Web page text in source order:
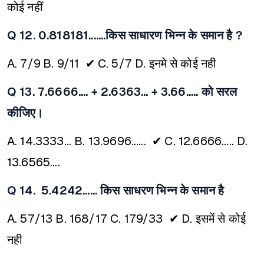
कोई नहीं
Q 12. 0.818181.......किस साधारण भिन्न के समान है ?
A. 7/9 B. 9/11 ✔ C. 5/7 D. इनमे से कोई नही
Q 13. 7.6666.... + 2.6363... + 3.66..... को सरल
कीजिए।
A. 14.3333... B. 13.9696...... ✔ C. 12.6666..... D.
13.6565....
Q 14. 5.4242...... किस साधरण भिन्न के समान है
A. 57/13 B. 168/17 C. 179/33 ✔ D. इसमें से कोई
नही